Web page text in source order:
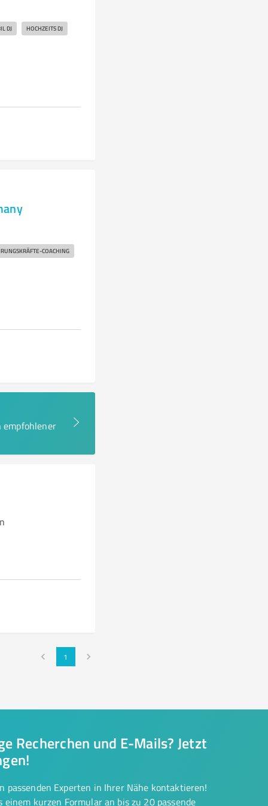
DJ HOCHZEITS DJ
COACHING
empfohlener
1
Recherchen und E-Mails? Jetzt
passenden Experten in Ihrer Nähe kontaktieren!
kurzen Formular an bis zu 20 passende